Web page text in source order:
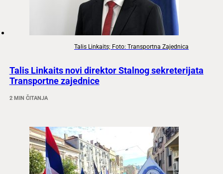
Talis Linkaits; Foto: Transportna Zajednica
Talis Linkaits novi direktor Stalnog sekreterijata
Transportne zajednice
2 MIN ČITANJA